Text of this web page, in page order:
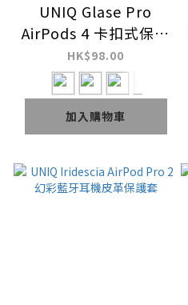
UNIQ Glase Pro
AirPods 4 卡扣式保護
套 (附登山扣)
HK$98.00
加入購物車